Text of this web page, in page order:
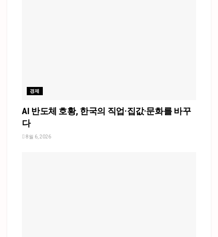
경제
AI 반도체 호황, 한국의 직업·집값·문화를 바꾸
다
8월 6, 2026